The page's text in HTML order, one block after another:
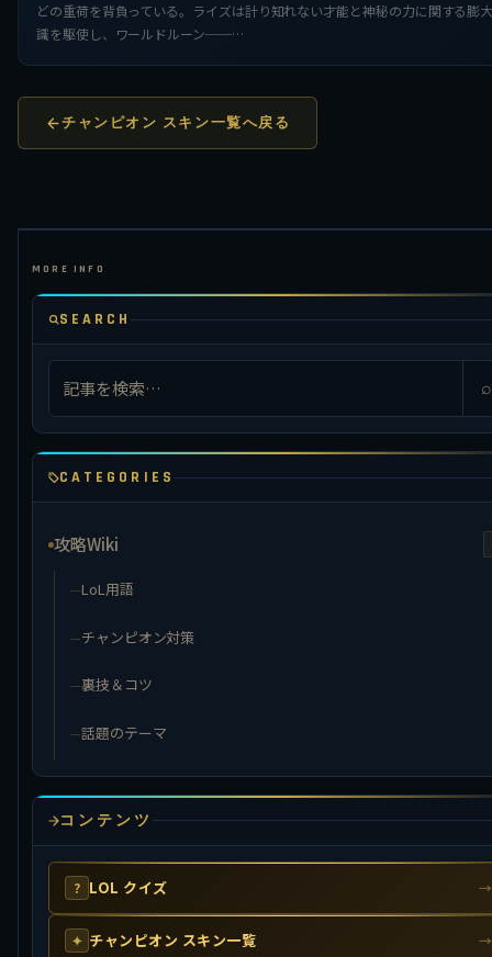
どの重荷を背負っている。ライズは計り知れない才能と神秘の力に関する膨
識を駆使し、ワールドルーン──…
チャンピオン スキン一覧へ戻る
SEARCH
⌕
CATEGORIES
攻略Wiki
LoL用語
チャンピオン対策
裏技＆コツ
話題のテーマ
コンテンツ
? LOL クイズ →
✦ チャンピオン スキン一覧 →